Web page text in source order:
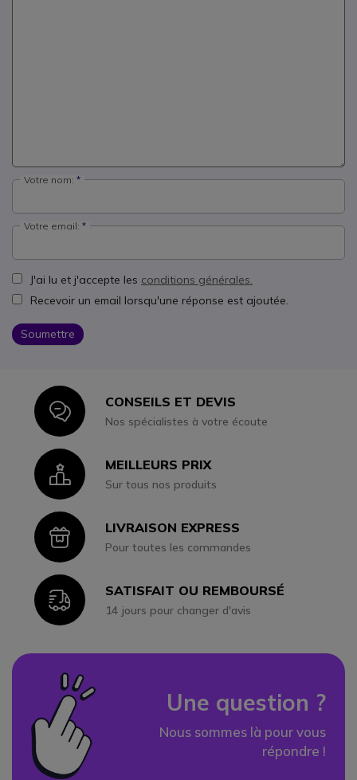
Votre nom:
Votre email:
J'ai lu et j'accepte les conditions générales.
Recevoir un email lorsqu'une réponse est ajoutée.
Soumettre
IconCONSEILS ET DEVIS
Nos spécialistes à votre écoute
IconMEILLEURS PRIX
Sur tous nos produits
IconLIVRAISON EXPRESS
Pour toutes les commandes
IconSATISFAIT OU REMBOURSÉ
14 jours pour changer d'avis
Une question ?
Nous sommes là pour vous
répondre !